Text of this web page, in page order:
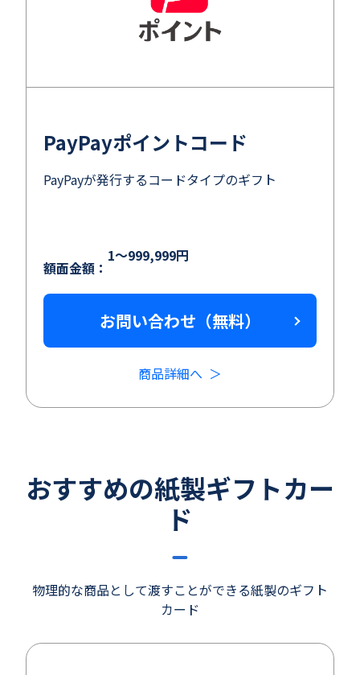
PayPayポイントコード
PayPayが発行するコードタイプのギフト
額面金額：
1～999,999円
お問い合わせ（無料）
商品詳細へ
おすすめの紙製ギフトカー
ド
物理的な商品として渡すことができる紙製のギフト
カード